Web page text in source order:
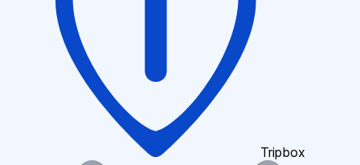
Tripbox